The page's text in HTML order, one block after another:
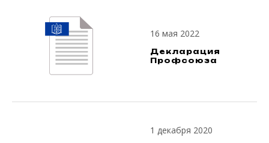
16 мая 2022
Декларация
Профсоюза
1 декабря 2020